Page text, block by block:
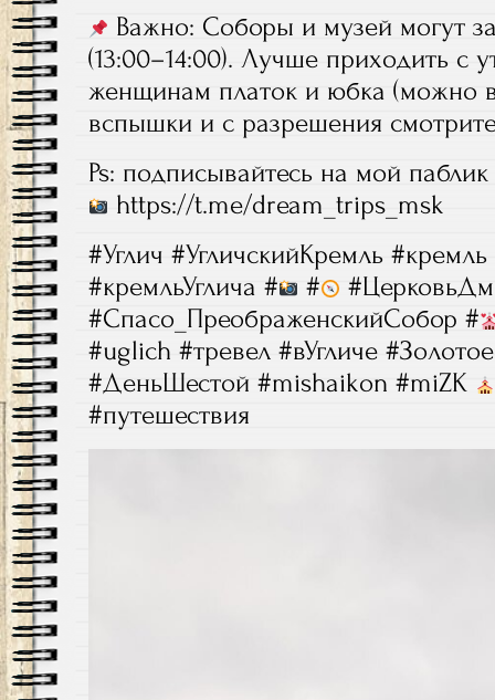
Важно: Соборы и музей могут
(13:00–14:00). Лучше приходить с
женщинам платок и юбка (можно
вспышки и с разрешения
Ps: подписывайтесь на мой паблик
https://t.me/dream_trips_msk
#Углич #УгличскийКремль #кремль
#кремльУглича #
#
#Спасо_ПреображенскийСобор #
#uglich #тревел #вУгличе
#ДеньШестой #mishaikon #miZK
#путешествия